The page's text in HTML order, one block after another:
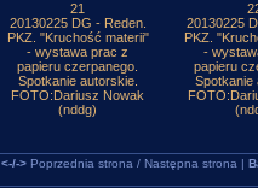
21
20130225 DG - Reden.
PKZ. "Kruchość materii"
- wystawa prac z
papieru czerpanego.
Spotkanie autorskie.
FOTO:Dariusz Nowak
(nddg)
20130225
PKZ.
-
papieru
Spotkanie
<-/->Poprzednia strona / Następna strona |